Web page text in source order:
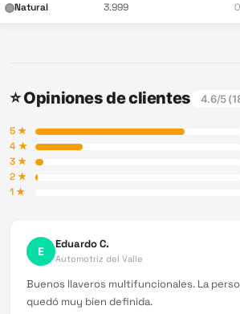
Natural 3.999 0
⭐ Opiniones de clientes 4.6/5 (
5★
4★
3★
2★
1★
E Eduardo C.
Automotriz del Valle
Buenos llaveros multifuncionales. La
quedó muy bien definida.